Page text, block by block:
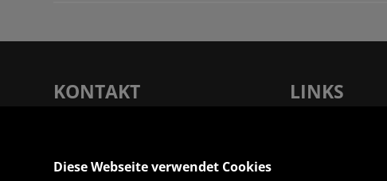
KONTAKT
Dreifaltigkeitsgasse 12, 5020 Salzburg
LINKS
Diese Webseite verwendet Cookies